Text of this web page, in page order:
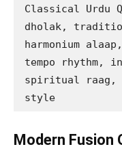
Classical Urdu
dholak,
harmonium
tempo rhythm,
spiritual raag,
style
Modern Fusion